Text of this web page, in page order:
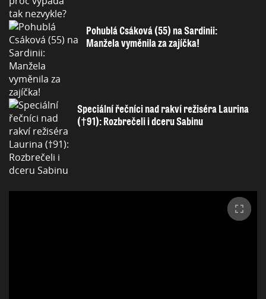
Pohublá Csáková (55) na Sardinii:
Manžela vyměnila za zajíčka!
Speciální řečníci nad rakví režiséra Laurina
(†91): Rozbrečeli i dceru Sabinu